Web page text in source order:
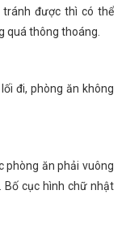
tránh được thì có thể
quá thông thoáng.
đi, phòng ăn không
phòng ăn phải vuông
Bố cục hình chữ nhật